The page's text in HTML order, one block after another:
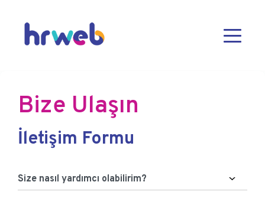
Bize Ulaşın
İletişim Formu